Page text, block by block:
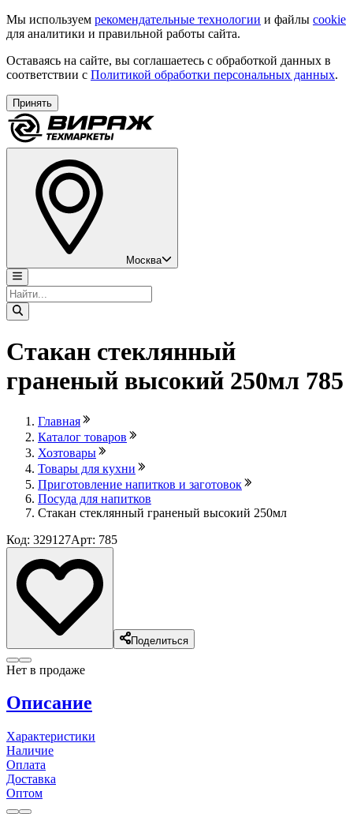
Мы используем рекомендательные технологии и файлы cookie
для аналитики и правильной работы сайта.
Оставаясь на сайте, вы соглашаетесь с обработкой данных в
соответствии с Политикой обработки персональных данных.
Принять
Москва
Стакан стеклянный
граненый высокий 250мл 785
Главная
Каталог товаров
Хозтовары
Товары для кухни
Приготовление напитков и заготовок
Посуда для напитков
Стакан стеклянный граненый высокий 250мл
Код: 329127Арт: 785
Поделиться
Нет в продаже
Описание
Характеристики
Наличие
Оплата
Доставка
Оптом